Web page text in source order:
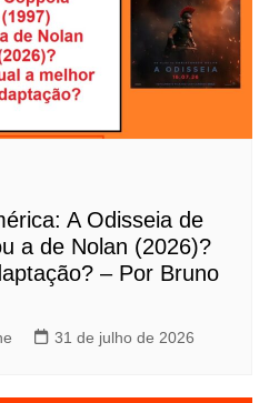
A Odisseia de
a de Nolan (2026)?
– Por Bruno
31 de julho de 2026